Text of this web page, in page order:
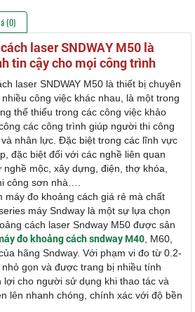
(0)
laser SNDWAY M50 là
tin cậy cho mọi công trình
laser SNDWAY M50 là thiết bị chuyên
công việc khác nhau, là một trong
thể thiếu trong các công việc khảo
các công trình giúp người thi công
nhân lực. Đặc biệt trong các lĩnh vực
đặc biệt đối với các nghề liên quan
mộc, xây dựng, điện, thợ khóa,
công sơn nhà….
máy đo khoảng cách giá rẻ mà chất
máy Sndway là một sự lựa chọn
cách laser Sndway M50 được sản
đo khoảng cách sndway M40 , M60,
hãng Sndway. Với phạm vi đo từ 0.2-
gọn và được trang bị nhiều tính
lợi cho người sử dụng khi thao tác và
lên nhanh chóng, chính xác với độ bền